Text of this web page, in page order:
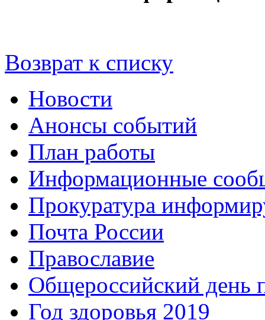
Возврат к списку
Новости
Анонсы событий
План работы
Информационные
Прокуратура
Почта России
Православие
Общероссийский день
Год здоровья 2019